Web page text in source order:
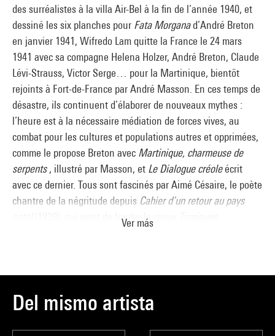
des surréalistes à la villa Air-Bel à la fin de l’année 1940, et
dessiné les six planches pour Fata Morganad’André Breton
en janvier 1941, Wifredo Lam quitte la France le 24 mars
1941 avec sa compagne Helena Holzer, André Breton, Claude
Lévi-Strauss, Victor Serge… pour la Martinique, bientôt
rejoints à Fort-de-France par André Masson. En ces temps de
désastre, ils continuent d’élaborer de nouveaux mythes :
l’heure est à la nécessaire médiation de forces vives, au
combat pour les cultures et populations autres et opprimées,
comme le propose Breton avec Martinique, charmeuse de
serpents, illustré par Masson, et Le Dialogue créoleécrit
avec ce dernier. Tous sont fascinés par Aimé Césaire, le poète
chantre de la négritude depuis Cahier d’un retour au pays
(1939), qui vient de fonder la revue
entend retrouver la force originelle de la culture afro-cubaine
primitive. Ses compositions, jusque-là inspirées du cubisme
de Picasso et de la sculpture africaine, s’en ressentent
Ver más
Del mismo artista